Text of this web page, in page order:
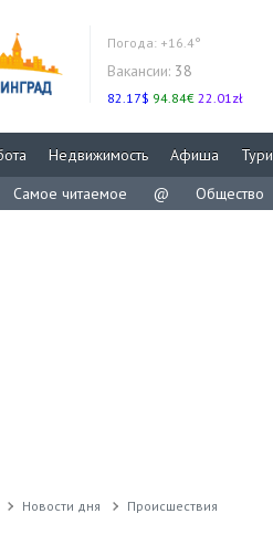
Погода: +16.4°
Вакансии: 38
82.17$ 94.84€ 22.01zł
Недвижимость Афиша
Самое читаемое @ Общество
Новости дня Проиcшествия